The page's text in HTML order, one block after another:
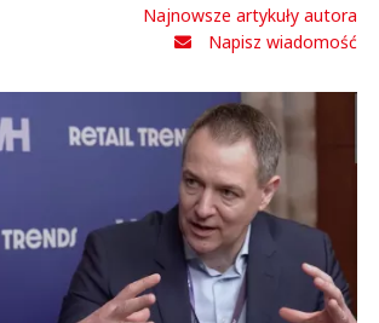
Najnowsze artykuły autora
Napisz wiadomość